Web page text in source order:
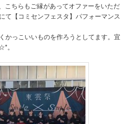
こちらもご縁があってオファーをいただ
て【コミセンフェスタ】パフォーマンス
かっこいいものを作ろうとしてます。宜
。